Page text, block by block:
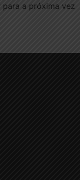
para a próxima vez